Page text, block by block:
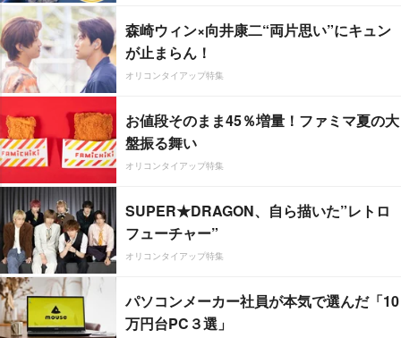
森崎ウィン×向井康二“両片思い”にキュン
が止まらん！
オリコンタイアップ特集
お値段そのまま45％増量！ファミマ夏の大
盤振る舞い
オリコンタイアップ特集
SUPER★DRAGON、自ら描いた”レトロ
フューチャー”
オリコンタイアップ特集
パソコンメーカー社員が本気で選んだ「10
万円台PC３選」